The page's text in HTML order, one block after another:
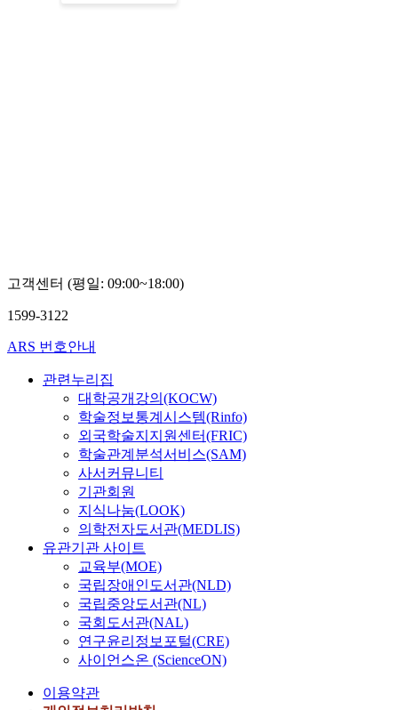
고객센터 (평일: 09:00~18:00)
1599-3122
ARS 번호안내
관련누리집
대학공개강의(KOCW)
학술정보통계시스템(Rinfo)
외국학술지지원센터(FRIC)
학술관계분석서비스(SAM)
사서커뮤니티
기관회원
지식나눔(LOOK)
의학전자도서관(MEDLIS)
유관기관 사이트
교육부(MOE)
국립장애인도서관(NLD)
국립중앙도서관(NL)
국회도서관(NAL)
연구윤리정보포털(CRE)
사이언스온 (ScienceON)
이용약관